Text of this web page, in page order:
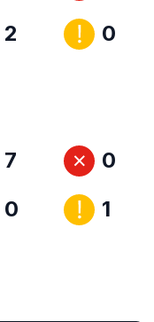
2
0
7
0
0
1